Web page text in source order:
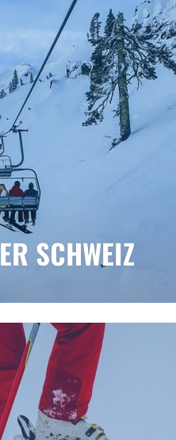
SCHWEIZ